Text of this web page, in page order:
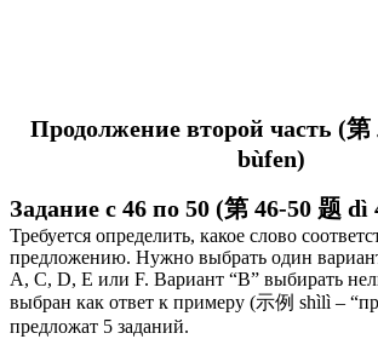
Продолжение второй часть (
bùfen)
Задание с 46 по 50 (第 46-50 题 dì
Требуется определить, какое слово
предложению. Нужно выбрать один
А, С, D, Е или F. Вариант “В” выбирать
выбран как ответ к примеру (示例 shìlì –
предложат 5 заданий.